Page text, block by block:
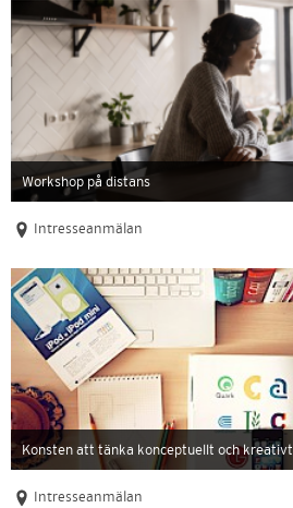
Workshop på distans
Intresseanmälan
Konsten att tänka konceptuellt och kreativt
Intresseanmälan